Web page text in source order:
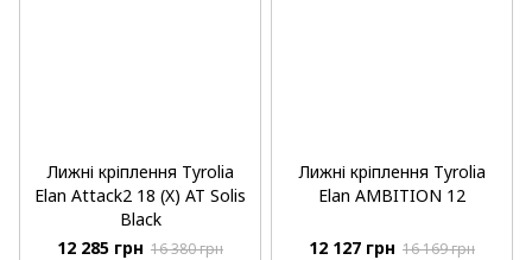
Лижні кріплення Tyrolia
Elan Attack2 18 (X) AT Solis
Black
12 285 грн 16 380 грн
Лижні кріплення Tyrolia
Elan AMBITION 12
12 127 грн 16 169 грн